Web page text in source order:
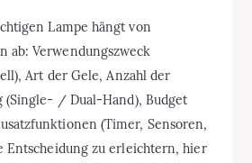
Lampe hängt von
ab: Verwendungszweck
Art der Gele, Anzahl der
(Single- / Dual-Hand), Budget
(Timer, Sensoren,
Entscheidung zu erleichtern, hier